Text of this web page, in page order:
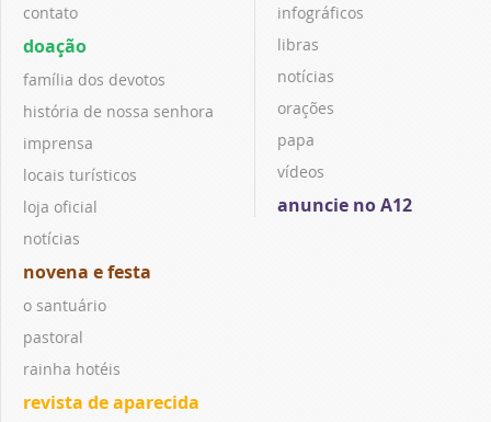
contato
doação
família dos devotos
história de nossa senhora
imprensa
locais turísticos
loja oficial
notícias
novena e festa
o santuário
pastoral
rainha hotéis
revista de aparecida
infográficos
libras
notícias
orações
papa
vídeos
anuncie no A12